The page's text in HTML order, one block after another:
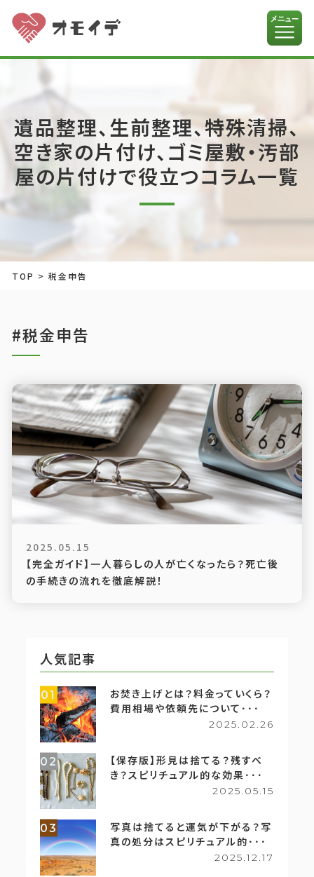
遺品整理、生前整理、特殊清掃、
空き家の片付け、ゴミ屋敷・汚部
屋の片付けで役立つコラム一覧
TOP > 税金申告
#税金申告
2025.05.15
【完全ガイド】一人暮らしの人が亡くなったら？死亡後
の手続きの流れを徹底解説！
人気記事
01
お焚き上げとは？料金っていくら？
費用相場や依頼先について･･･
2025.02.26
02
【保存版】形見は捨てる？残すべ
き？スピリチュアル的な効果･･･
2025.05.15
03
写真は捨てると運気が下がる？写
真の処分はスピリチュアル的･･･
2025.12.17